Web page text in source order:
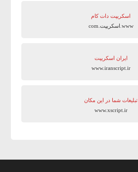
اسکریپت دات کام
www.اسکریپت.com
ایران اسکریپت
www.iranscript.ir
تبلیغات شما در این مکان
www.xscript.ir